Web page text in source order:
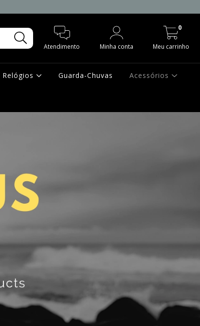
Atendimento Minha conta Meu carrinho
0
Relógios Guarda-Chuvas Acessórios